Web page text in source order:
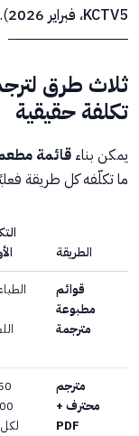
KCTV5، فبراير 2026
).
ثلاث طرق
تكلفة حقيقية
يمكن بناء قائمة
ما تكلّفه كل طريقة
الطريقة
قوائم
مطبوعة
مترجمة
مترجم
محترف +
PDF